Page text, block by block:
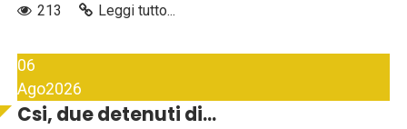
213
Leggi tutto...
06
Ago2026
Csi, due detenuti di...